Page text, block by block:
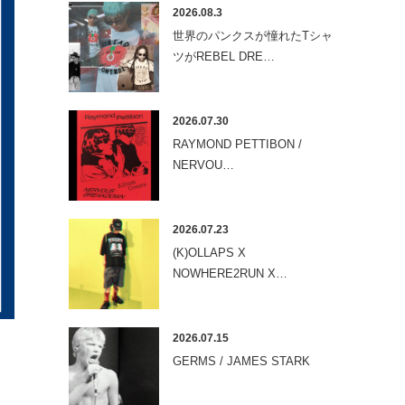
2026.08.3
世界のパンクスが憧れたTシャ
ツがREBEL DRE…
2026.07.30
RAYMOND PETTIBON /
NERVOU…
2026.07.23
(K)OLLAPS X
NOWHERE2RUN X…
2026.07.15
GERMS / JAMES STARK